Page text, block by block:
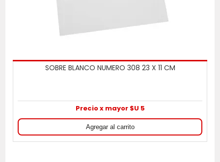
SOBRE BLANCO NUMERO 308 23 X 11 CM
Precio x mayor $U 5